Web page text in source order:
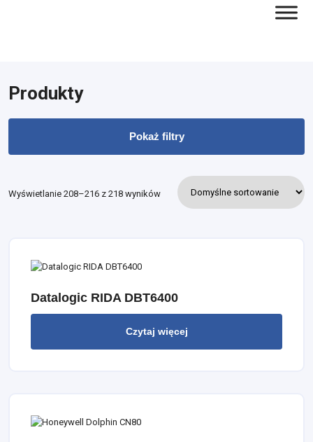
Produkty
Pokaż filtry
Wyświetlanie 208–216 z 218 wyników
Datalogic RIDA DBT6400
Czytaj więcej